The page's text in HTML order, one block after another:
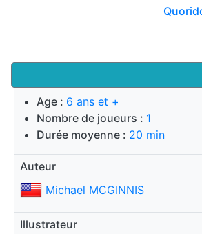
Age : 6 ans et +
Nombre de joueurs : 1
Durée moyenne : 20 min
Auteur
Michael MCGINNIS
Illustrateur